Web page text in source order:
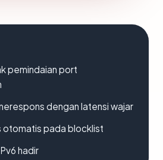
pemindaian port
dengan latensi wajar
otomatis pada blocklist
hadir